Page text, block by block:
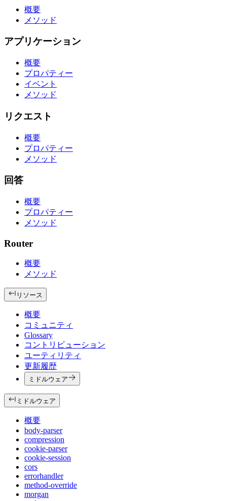
概要
メソッド
アプリケーション
概要
プロパティー
イベント
メソッド
リクエスト
概要
プロパティー
メソッド
回答
概要
プロパティー
メソッド
Router
概要
メソッド
リソース
概要
コミュニティ
Glossary
コントリビューション
ユーティリティ
更新履歴
ミドルウェア
ミドルウェア
概要
body-parser
compression
cookie-parser
cookie-session
cors
errorhandler
method-override
morgan